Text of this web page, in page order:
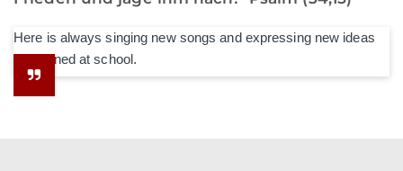
Here is always singing new songs and expressing new ideas
he learned at school.